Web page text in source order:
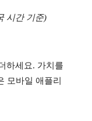
시간 기준)
하세요. 가치를
모바일 애플리